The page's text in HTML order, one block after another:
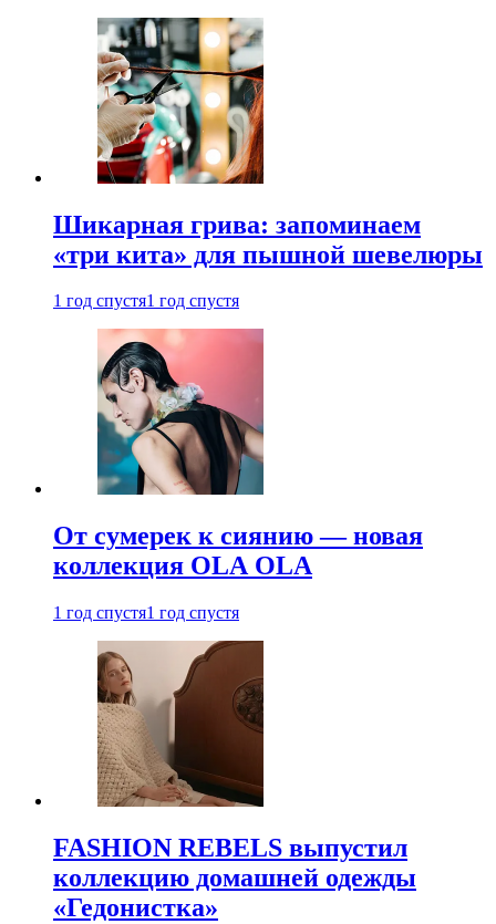
Шикарная грива: запоминаем
«три кита» для пышной шевелюры
1 год спустя1 год спустя
От сумерек к сиянию — новая
коллекция OLA OLA
1 год спустя1 год спустя
FASHION REBELS выпустил
коллекцию домашней одежды
«Гедонистка»